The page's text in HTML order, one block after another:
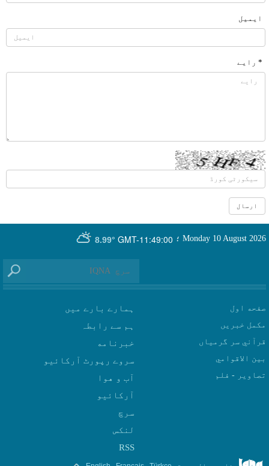
ایمیل
* رایے
GMT-11:49:00
8.99° Monday 10 August 2026 ؛
صفحه اول
مکمل خبریں
قرآني سر گرمياں
بين الاقوامي
تصاوير - فلم
ہمارے بارے میں
ہم سے رابطہ
سروے رپورٹ آرکائیو
آب و هوا
سرچ
لنکس
RSS